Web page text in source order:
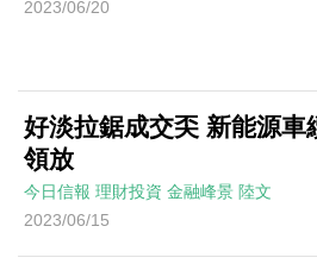
2023/06/20
好淡拉鋸成交奀 新能源車
領放
今日信報 理財投資 金融峰景 陸文
2023/06/15